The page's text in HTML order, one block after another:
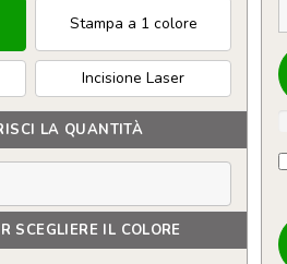
Stampa a 1 colore
Incisione Laser
LA QUANTITÀ
SCEGLIERE IL COLORE